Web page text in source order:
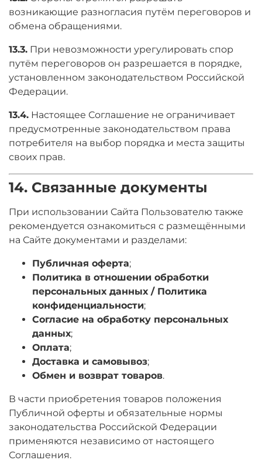
возникающие разногласия путём переговоров и
обмена обращениями.
13.3. При невозможности урегулировать спор
путём переговоров он разрешается в порядке,
установленном законодательством Российской
Федерации.
13.4. Настоящее Соглашение не ограничивает
предусмотренные законодательством права
потребителя на выбор порядка и места защиты
своих прав.
14. Связанные документы
При использовании Сайта Пользователю также
рекомендуется ознакомиться с размещёнными
на Сайте документами и разделами:
Публичная оферта;
Политика в отношении обработки
персональных данных / Политика
конфиденциальности;
Согласие на обработку персональных
данных;
Оплата;
Доставка и самовывоз;
Обмен и возврат товаров.
В части приобретения товаров положения
Публичной оферты и обязательные нормы
законодательства Российской Федерации
применяются независимо от настоящего
Соглашения.